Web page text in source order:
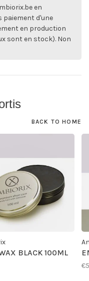
en
paiement d'une
en production
sont en stock). Non
BACK TO HOME
BLACK 100ML